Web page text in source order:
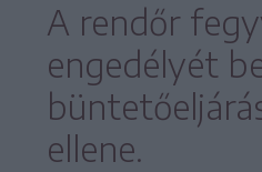
A rendőr
engedélyét
ellene.